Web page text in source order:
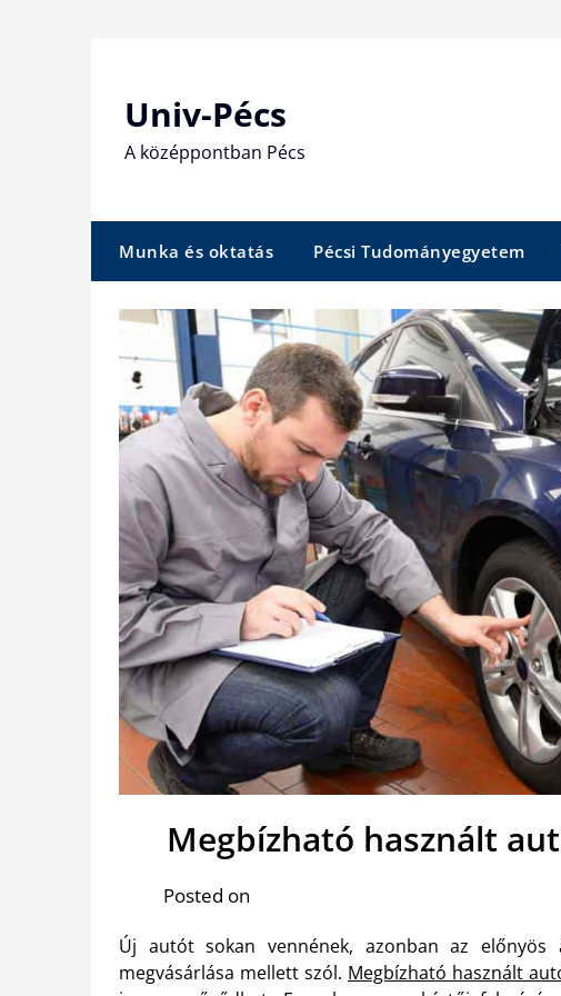
Univ-Pécs
A középpontban Pécs
Munka és oktatás Pécsi Tudományegyetem
Megbízható használt
Posted on
Új autót sokan vennének, azonban az
megvásárlása mellett szól. Megbízható használt